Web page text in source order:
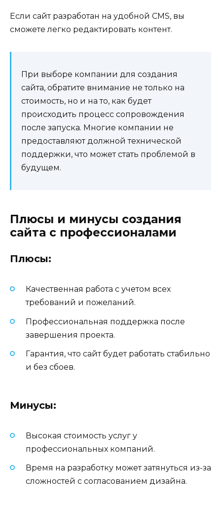
Если сайт разработан на удобной CMS, вы
сможете легко редактировать контент.
При выборе компании для создания
сайта, обратите внимание не только на
стоимость, но и на то, как будет
происходить процесс сопровождения
после запуска. Многие компании не
предоставляют должной технической
поддержки, что может стать проблемой в
будущем.
Плюсы и минусы создания
сайта с профессионалами
Плюсы:
Качественная работа с учетом всех
требований и пожеланий.
Профессиональная поддержка после
завершения проекта.
Гарантия, что сайт будет работать стабильно
и без сбоев.
Минусы:
Высокая стоимость услуг у
профессиональных компаний.
Время на разработку может затянуться из-за
сложностей с согласованием дизайна.